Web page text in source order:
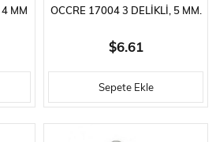
MM OCCRE 17004 3 DELIKLI, 5 MM.
KASNAK, AHŞAP, 20 ADET
$6.61
Sepete Ekle